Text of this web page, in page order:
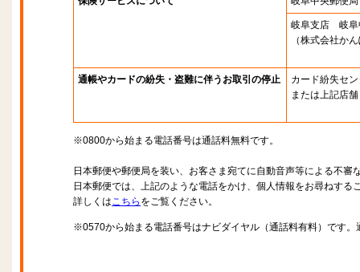
岐阜支店 岐阜
（株式会社か
通帳やカードの紛失・盗難に伴うお取引の停止
カード紛失セ
または上記店舗
※0800から始まる電話番号は通話料無料です。
日本郵便や郵便局を装い、お客さま宛てに自動音声等による不審
日本郵便では、上記のような電話をかけ、個人情報をお尋ねする
詳しくはこちら をご覧ください。
※0570から始まる電話番号はナビダイヤル（通話料有料）です